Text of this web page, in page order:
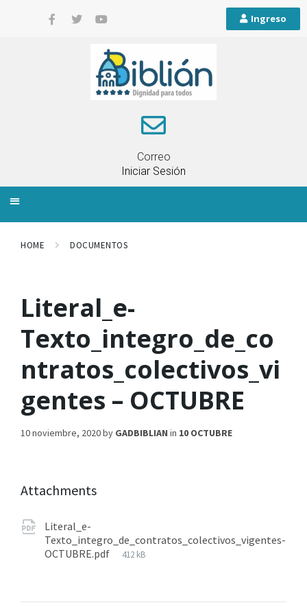
Ingreso
Correo
Iniciar Sesión
HOME DOCUMENTOS
Literal_e-
Texto_integro_de_co
ntratos_colectivos_vi
gentes – OCTUBRE
10 noviembre, 2020by GADBIBLIAN in 10 OCTUBRE
Attachments
Literal_e-
Texto_integro_de_contratos_colectivos_vigentes-
OCTUBRE.pdf
412 kB